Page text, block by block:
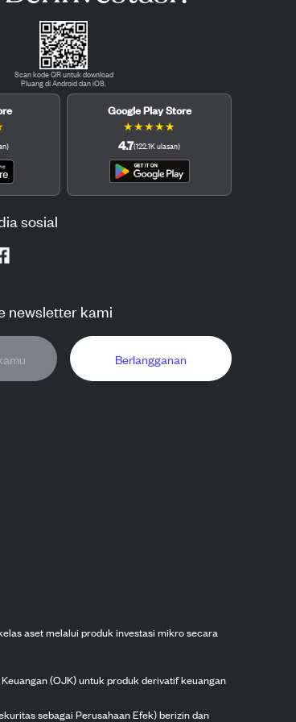
Scan kode QR untuk download
Pluang di Android dan iOS.
)
Google Play Store
★★★★★
4.7(122.1Kulasan)
sosial
newsletter kami
Berlangganan
aset melalui produk investasi mikro secara
(OJK) untuk produk derivatif keuangan
sebagai Perusahaan Efek) berizin dan